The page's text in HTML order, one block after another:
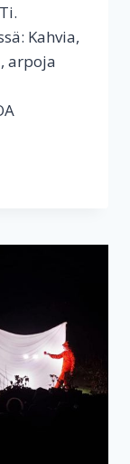
Kahvia,
arpoja